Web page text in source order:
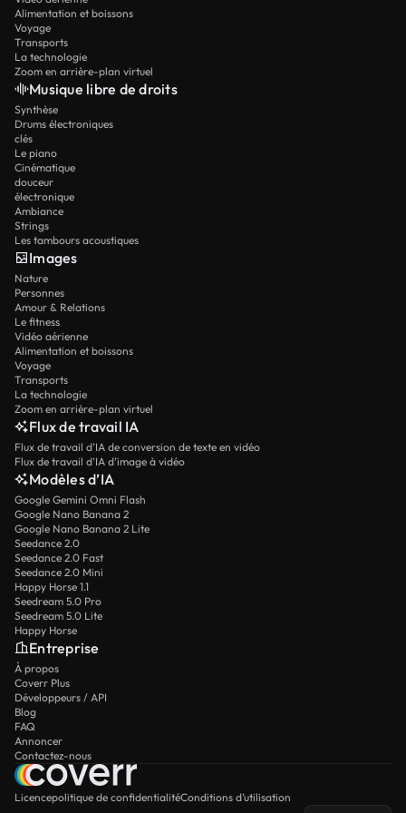
Alimentation et boissons
Voyage
Transports
La technologie
Zoom en arrière-plan virtuel
Musique libre de droits
Synthèse
Drums électroniques
clés
Le piano
Cinématique
douceur
électronique
Ambiance
Strings
Les tambours acoustiques
Images
Nature
Personnes
Amour & Relations
Le fitness
Vidéo aérienne
Alimentation et boissons
Voyage
Transports
La technologie
Zoom en arrière-plan virtuel
Flux de travail IA
Flux de travail d’IA de conversion de texte en vidéo
Flux de travail d’IA d’image à vidéo
Modèles d’IA
Google Gemini Omni Flash
Google Nano Banana 2
Google Nano Banana 2 Lite
Seedance 2.0
Seedance 2.0 Fast
Seedance 2.0 Mini
Happy Horse 1.1
Seedream 5.0 Pro
Seedream 5.0 Lite
Happy Horse
Entreprise
À propos
Coverr Plus
Développeurs / API
Blog
FAQ
Annoncer
Contactez-nous
Licencepolitique de confidentialitéConditions d’utilisation